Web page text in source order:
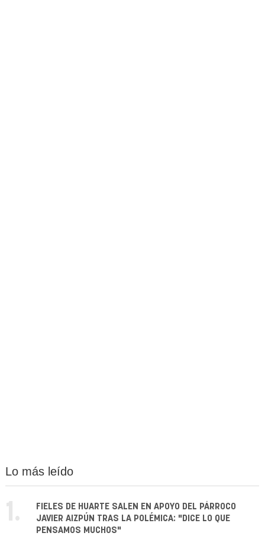
Lo más leído
1.
FIELES DE HUARTE SALEN EN APOYO DEL PÁRROCO
JAVIER AIZPÚN TRAS LA POLÉMICA: "DICE LO QUE
PENSAMOS MUCHOS"